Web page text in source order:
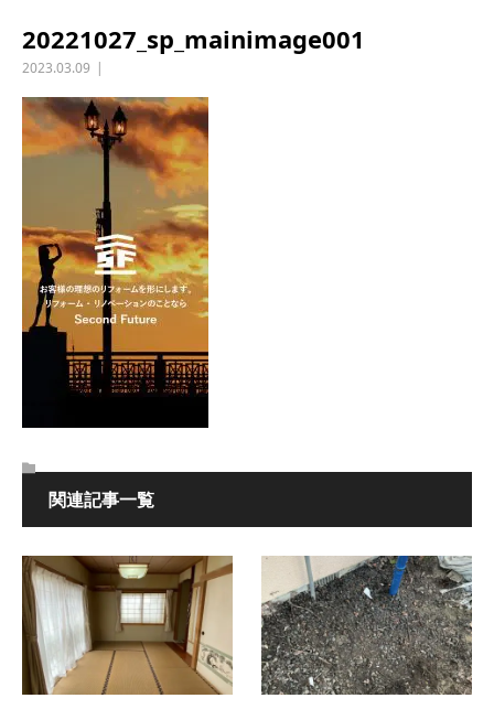
20221027_sp_mainimage001
2023.03.09
関連記事一覧